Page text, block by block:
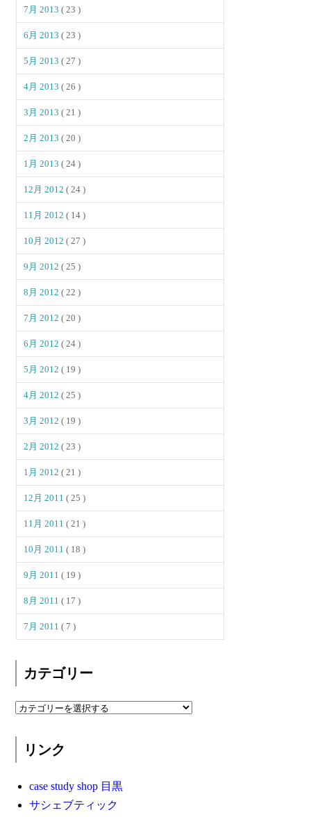
7月 2013( 23 )
6月 2013( 23 )
5月 2013( 27 )
4月 2013( 26 )
3月 2013( 21 )
2月 2013( 20 )
1月 2013( 24 )
12月 2012( 24 )
11月 2012( 14 )
10月 2012( 27 )
9月 2012( 25 )
8月 2012( 22 )
7月 2012( 20 )
6月 2012( 24 )
5月 2012( 19 )
4月 2012( 25 )
3月 2012( 19 )
2月 2012( 23 )
1月 2012( 21 )
12月 2011( 25 )
11月 2011( 21 )
10月 2011( 18 )
9月 2011( 19 )
8月 2011( 17 )
7月 2011( 7 )
カテゴリー
リンク
case study shop 目黒
サシェブティック